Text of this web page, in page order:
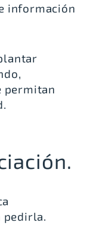
información
permitan
pedirla.